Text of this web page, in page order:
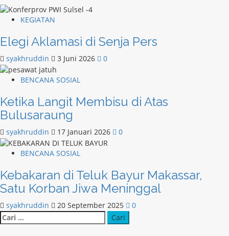
KEGIATAN
Elegi Aklamasi di Senja Pers
syakhruddin 3 Juni 2026 0
BENCANA SOSIAL
Ketika Langit Membisu di Atas
Bulusaraung
syakhruddin 17 Januari 2026 0
BENCANA SOSIAL
Kebakaran di Teluk Bayur Makassar,
Satu Korban Jiwa Meninggal
syakhruddin 20 September 2025
0
Cari
untuk: